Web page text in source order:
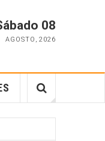
08
AGOSTO , 2026